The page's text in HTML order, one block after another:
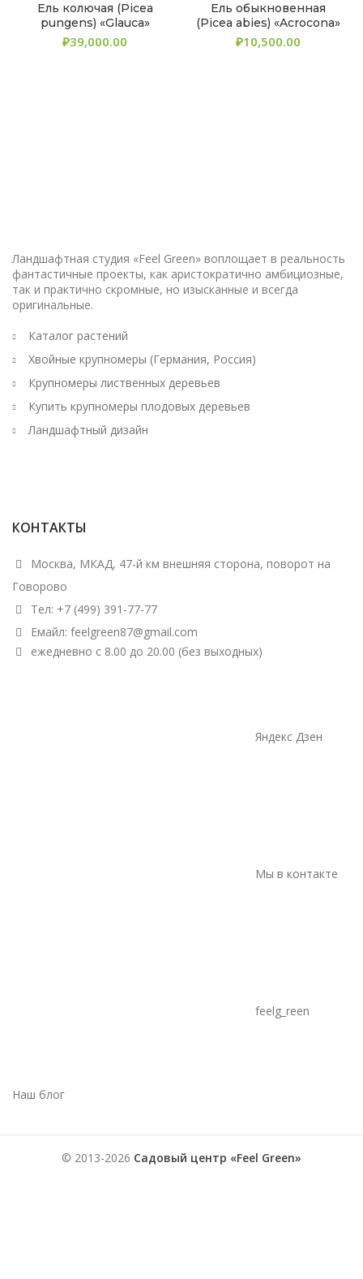
Ель колючая (Picea
pungens) «Glauca»
₽
Ель обыкновенная
(Picea abies) «Acrocona»
₽
Ландшафтная студия «Feel Green» воплощает в реальность
фантастичные проекты, как аристократично амбициозные,
так и практично скромные, но изысканные и всегда
оригинальные.
Каталог растений
Хвойные крупномеры (Германия, Россия)
Крупномеры лиственных деревьев
Купить крупномеры плодовых деревьев
Ландшафтный дизайн
КОНТАКТЫ
Москва, МКАД, 47-й км внешняя сторона, поворот на
Говорово
Тел: +7 (499) 391-77-77
Емайл: feelgreen87@gmail.com
ежедневно с 8.00 до 20.00 (без выходных)
Яндекс Дзен
Мы в контакте
feelg_reen
Наш блог
© 2013-2026 Садовый центр «Feel Green»